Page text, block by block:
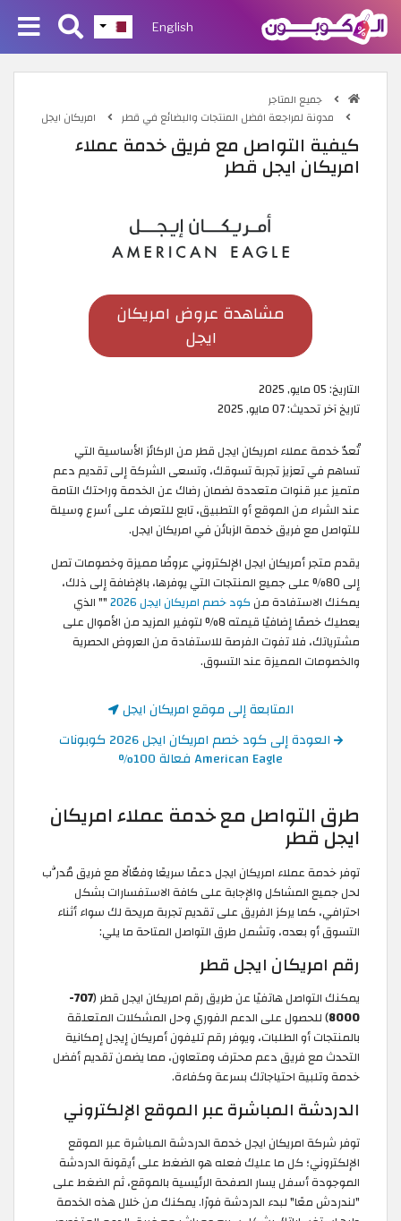
English
جميع المتاجر
مدونة لمراجعة افضل المنتجات والبضائع في قطر
امريكان ايجل
كيفية التواصل مع فريق خدمة عملاء
امريكان ايجل قطر
مشاهدة عروض امريكان
ايجل
التاريخ:05 مايو, 2025
تاريخ آخر تحديث:07 مايو, 2025
​تُعدّ خدمة عملاء امريكان ايجل قطر من الركائز الأساسية التي
تساهم في تعزيز تجربة تسوقك، وتسعى الشركة إلى تقديم دعم
متميز عبر قنوات متعددة لضمان رضاك عن الخدمة وراحتك التامة
عند الشراء من الموقع أو التطبيق، تابع للتعرف على أسرع وسيلة
للتواصل مع فريق خدمة الزبائن في امريكان ايجل.​
يقدم متجر أمريكان ايجل الإلكتروني عروضًا مميزة وخصومات تصل
إلى 80% على جميع المنتجات التي يوفرها، بالإضافة إلى ذلك،
يمكنك الاستفادة من كود خصم امريكان ايجل 2026 "" الذي
يعطيك خصمًا إضافيًا قيمته 8% لتوفير المزيد من الأموال على
مشترياتك، فلا تفوت الفرصة للاستفادة من العروض الحصرية
والخصومات المميزة عند التسوق.
المتابعة إلى موقع امريكان ايجل
العودة إلى كود خصم امريكان ايجل 2026 كوبونات
American Eagle فعالة 100%
طرق التواصل مع خدمة عملاء امريكان
ايجل قطر
توفر خدمة عملاء امريكان ايجل دعمًا سريعًا وفعّالًا مع فريق مُدرَّب
لحل جميع المشاكل والإجابة على كافة الاستفسارات بشكل
احترافي، كما يركز الفريق على تقديم تجربة مريحة لك سواء أثناء
التسوق أو بعده، وتشمل طرق التواصل المتاحة ما يلي:
رقم امريكان ايجل قطر
يمكنك التواصل هاتفيًا عن طريق رقم امريكان ايجل قطر (
707-
8000) للحصول على الدعم الفوري وحل المشكلات المتعلقة
بالمنتجات أو الطلبات، ويوفر رقم تليفون أمريكان إيجل إمكانية
التحدث مع فريق دعم محترف ومتعاون، مما يضمن تقديم أفضل
خدمة وتلبية احتياجاتك بسرعة وكفاءة.
الدردشة المباشرة عبر الموقع الإلكتروني
توفر شركة امريكان ايجل خدمة الدردشة المباشرة عبر الموقع
الإلكتروني؛ كل ما عليك فعله هو الضغط على أيقونة الدردشة
الموجودة أسفل يسار الصفحة الرئيسية بالموقع، ثم الضغط على
"لندردش معًا" لبدء الدردشة فورًا. يمكنك من خلال هذه الخدمة